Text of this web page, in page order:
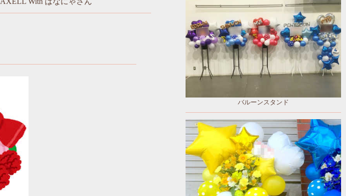
バルーンスタンド